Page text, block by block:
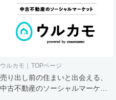
ウルカモ｜TOPページ
売り出し前の住まいと出会える、
中古不動産のソーシャルマーケッ